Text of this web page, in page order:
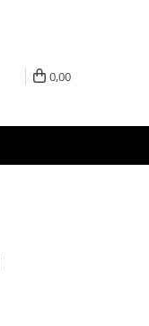
0,00